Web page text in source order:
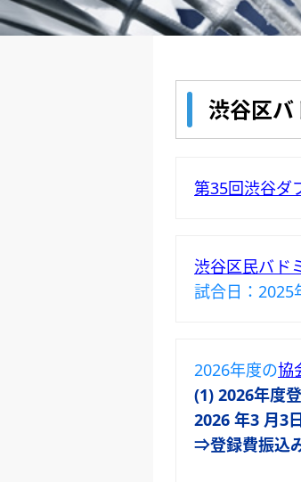
渋谷区バ
第35回渋谷ダ
渋谷区民バド
試合日：
2026年度の協
(1) 2026年度
2026 年3 月3
⇒登録費振込